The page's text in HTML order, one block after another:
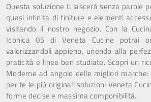
Questa soluzione ti lascerà senza parole
quasi infinita di finiture e elementi
visitando il nostro negozio. Con la
Iconica 05 di Veneta Cucine potrai
valorizzandoli appieno, unendo alla
praticità e linee ben studiate. Scopri un
Moderne ad angolo delle migliori
per te le più originali soluzioni Veneta
forme decise e massima componibilità.